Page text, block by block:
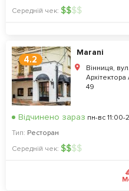
Середній чек: $$$$
4.2
Marani
Вінниця, вул.
49
Відчинено зараз пн-вс 11:00-
Тип: Ресторан
Середній чек: $$$$